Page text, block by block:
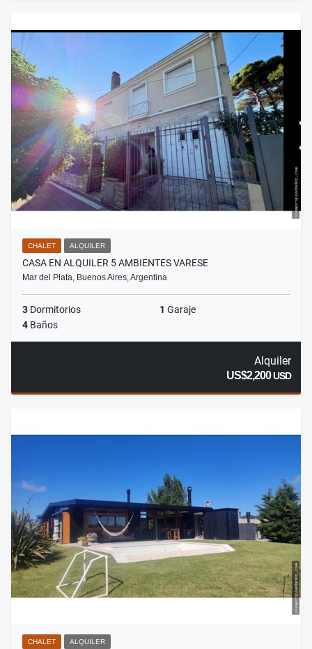
CHALET ALQUILER
CASA EN ALQUILER 5 AMBIENTES VARESE
Mar del Plata, Buenos Aires, Argentina
3 Dormitorios 1 Garaje
4 Baños
Alquiler
US$2,200USD
CHALET ALQUILER